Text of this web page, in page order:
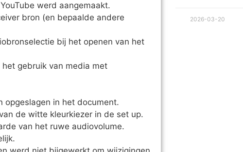
werd aangemaakt.
bron (en bepaalde andere
bij het openen van het
gebruik van media met
opgeslagen in het document.
de witte kleurkiezer in de set up.
van het ruwe audiovolume.
2026-03-20